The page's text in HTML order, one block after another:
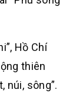
Hồ Chí
thiên
núi, sông”.